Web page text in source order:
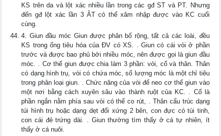
KS trên da và lột xác nhiều lần trong các gđ ST và PT. Nhưng
đến gđ lột xác lần 3 ÂT có thể xâm nhập được vào KC cuối
cùng.
4. Giun đầu móc Giun được phân bố rộng, tất cả các loài, đều
KS trong ống tiêu hóa của ĐV có XS. . Giun có cái vòi ở phần
trước và được bao phủ bởi nhiều móc, nên được gọi là giun đầu
móc. . Cơ thể giun được chia làm 3 phần: vòi, cổ và thân. Thân
có dạng hình trụ, vòi có chứa móc, số lượng móc là một chỉ tiêu
trong phân loại giun. . Chức năng của vòi để neo cơ thể giun vào
một nơi bằng cách xuyên sâu vào thành ruột của KC. . Cổ là
phần ngắn nằm phía sau vòi có thể co rút, . Thân cấu trúc dạng
túi hình trụ hoặc dạng dẹt đối xứng 2 bên, con đực có túi tinh,
con cái đẻ trứng dài. . Giun thường tìm thấy ở cá tự nhiên, ít
thấy ở cá nuôi.